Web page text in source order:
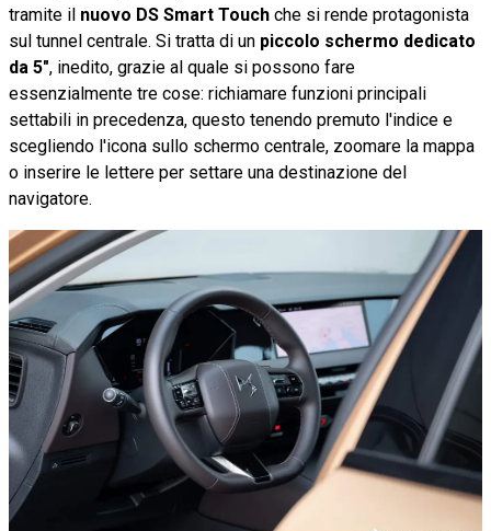
tramite il nuovo DS Smart Touch che si rende protagonista
sul tunnel centrale. Si tratta di un piccolo schermo dedicato
da 5", inedito, grazie al quale si possono fare
essenzialmente tre cose: richiamare funzioni principali
settabili in precedenza, questo tenendo premuto l'indice e
scegliendo l'icona sullo schermo centrale, zoomare la mappa
o inserire le lettere per settare una destinazione del
navigatore.